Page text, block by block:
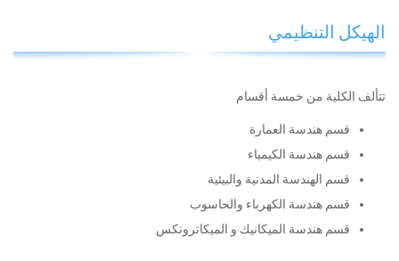
الهيكل التنظيمي
تتألف الكلية من خمسة أقسام
قسم هندسة العمارة
قسم هندسة الكيمياء
قسم الهندسة المدنية والبيئية
قسم هندسة الكهرباء والحاسوب
قسم هندسة الميكانيك و الميكاترونكس